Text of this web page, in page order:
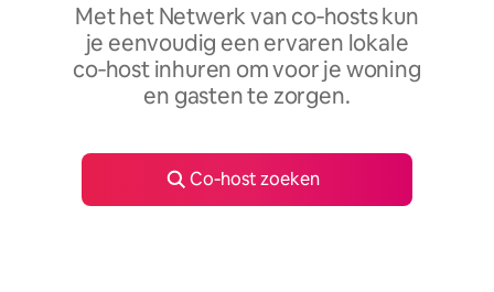
Met het Netwerk van co‑hosts kun
je eenvoudig een ervaren lokale
co‑host inhuren om voor je woning
en gasten te zorgen.
Co‑host zoeken